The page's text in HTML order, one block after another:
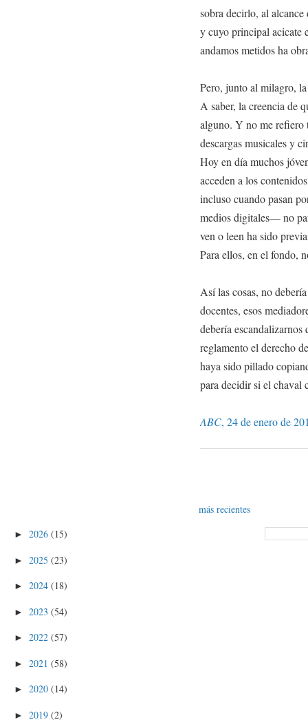
sobra decirlo, al
y cuyo principal acicate
andamos metidos ha
Pero, junto al milagro,
A saber, la creencia de
alguno. Y no me refiero
descargas musicales y
Hoy en día muchos
acceden a los
incluso cuando pasan
medios digitales— no
ven o leen ha sido
Para ellos, en el fondo,
Así las cosas, no
docentes, esos
debería
reglamento el derecho
haya sido pillado
para decidir si el chaval
ABC, 24 de enero de
más recientes
► 2026 (15)
► 2025 (23)
► 2024 (18)
► 2023 (54)
► 2022 (57)
► 2021 (58)
► 2020 (14)
► 2019 (2)